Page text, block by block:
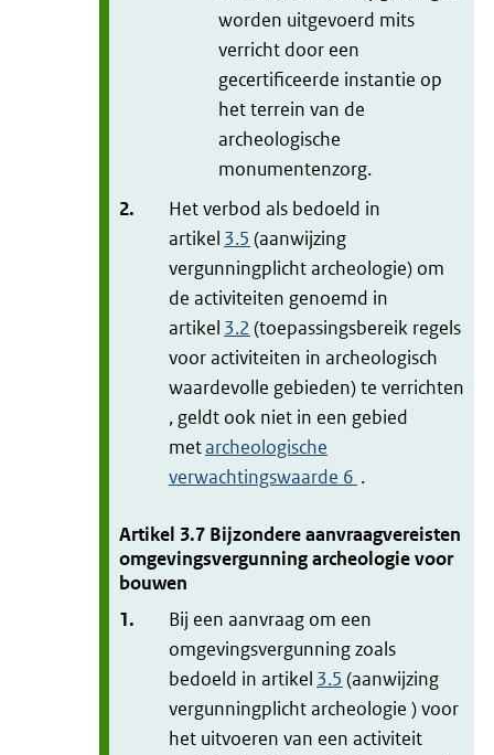
worden uitgevoerd mits
verricht door een
gecertificeerde instantie op
het terrein van de
archeologische
monumentenzorg.
2.
Het verbod als bedoeld in
artikel 3.5 (aanwijzing
vergunningplicht archeologie) om
de activiteiten genoemd in
artikel 3.2(toepassingsbereik regels
voor activiteiten in archeologisch
waardevolle gebieden) te verrichten
, geldt ook niet in een gebied
metarcheologische
verwachtingswaarde 6 .
Artikel 3.7 Bijzondere aanvraagvereisten
omgevingsvergunning archeologie voor
bouwen
1.
Bij een aanvraag om een
omgevingsvergunning zoals
bedoeld in artikel 3.5 (aanwijzing
vergunningplicht archeologie ) voor
het uitvoeren van een activiteit